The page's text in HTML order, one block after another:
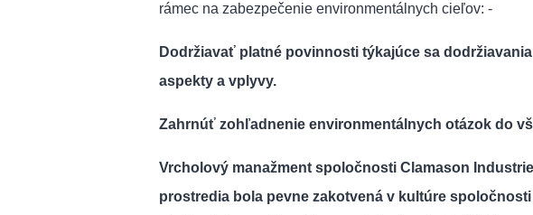
rámec na zabezpečenie environmentálnych cieľov: -
Dodržiavať platné povinnosti týkajúce sa
aspekty a vplyvy.
Zahrnúť zohľadnenie environmentálnych otázok do
Vrcholový manažment spoločnosti Clamason
prostredia bola pevne zakotvená v kultúre